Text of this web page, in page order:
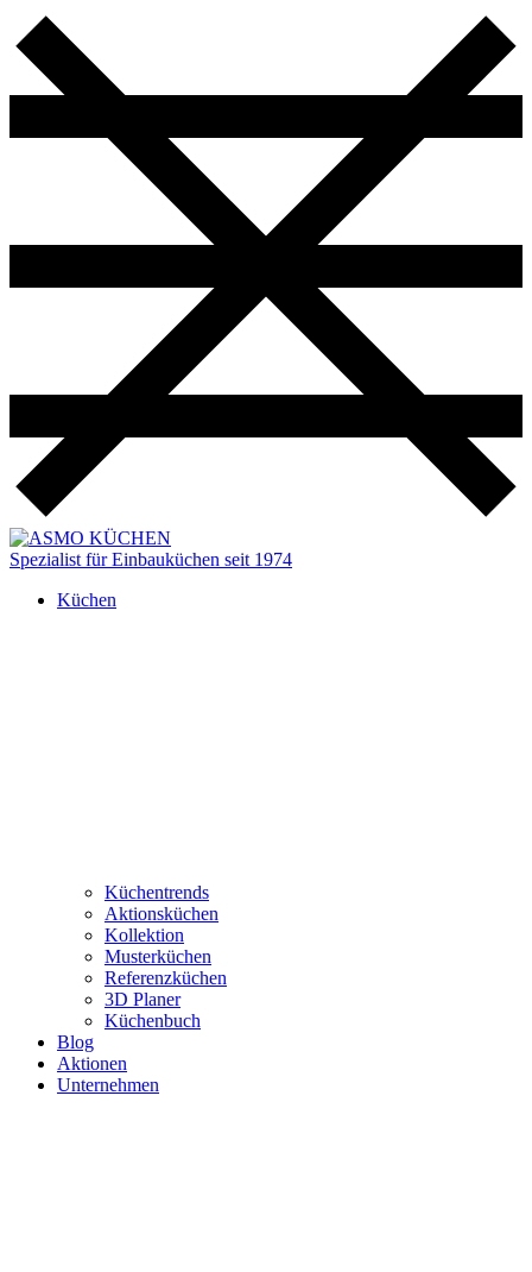
Spezialist für Einbauküchen seit 1974
Küchen
Küchentrends
Aktionsküchen
Kollektion
Musterküchen
Referenzküchen
3D Planer
Küchenbuch
Blog
Aktionen
Unternehmen